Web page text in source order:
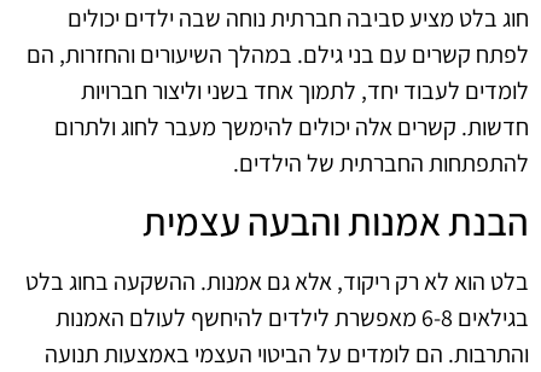
חוג בלט מציע סביבה חברתית נוחה שבה ילדים יכולים
לפתח קשרים עם בני גילם. במהלך השיעורים והחזרות, הם
לומדים לעבוד יחד, לתמוך אחד בשני וליצור חברויות
חדשות. קשרים אלה יכולים להימשך מעבר לחוג ולתרום
להתפתחות החברתית של הילדים.
הבנת אמנות והבעה עצמית
בלט הוא לא רק ריקוד, אלא גם אמנות. ההשקעה בחוג בלט
בגילאים 6-8 מאפשרת לילדים להיחשף לעולם האמנות
והתרבות. הם לומדים על הביטוי העצמי באמצעות תנועה